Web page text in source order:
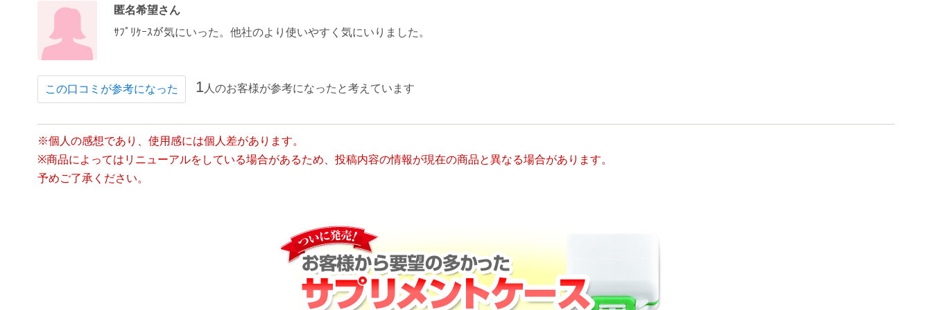
匿名希望さん
ｻﾌﾟﾘｹｰｽが気にいった。他社のより使いやすく気にいりました。
この口コミが参考になった 1 人のお客様が参考になったと考えています
※個人の感想であり、使用感には個人差があります。
※商品によってはリニューアルをしている場合があるため、投稿内容の情報が現在の商品と異なる場合があります。
予めご了承ください。